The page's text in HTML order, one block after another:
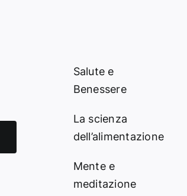
Salute e
Benessere
La scienza
dell’alimentazione
Mente e
meditazione